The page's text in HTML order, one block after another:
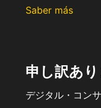
Saber más
申し訳あ
デジタル・コン